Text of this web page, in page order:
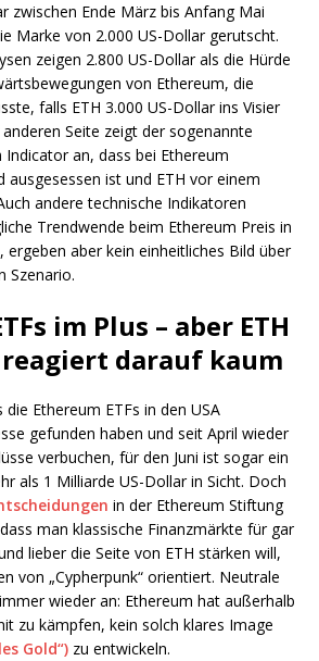
zwischen Ende März bis Anfang Mai
Marke von 2.000 US-Dollar gerutscht.
zeigen 2.800 US-Dollar als die Hürde
von Ethereum, die
falls ETH 3.000 US-Dollar ins Visier
Seite zeigt der sogenannte
an, dass bei Ethereum
ausgesessen ist und ETH vor einem
andere technische Indikatoren
Trendwende beim Ethereum Preis in
ergeben aber kein einheitliches Bild über
Szenario.
im Plus – aber ETH
darauf kaum
die Ethereum ETFs in den USA
gefunden haben und seit April wieder
verbuchen, für den Juni ist sogar ein
als 1 Milliarde US-Dollar in Sicht. Doch
in der Ethereum Stiftung
man klassische Finanzmärkte für gar
lieber die Seite von ETH stärken will,
von „Cypherpunk“ orientiert. Neutrale
wieder an: Ethereum hat außerhalb
zu kämpfen, kein solch klares Image
Gold“) zu entwickeln.